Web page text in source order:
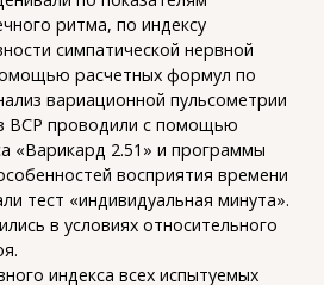
ритма, по индексу
симпатической нервной
расчетных формул по
вариационной пульсометрии
ВСР проводили с помощью
«Варикард 2.51» и программы
восприятия времени
тест «индивидуальная минута».
в условиях относительного
индекса всех испытуемых